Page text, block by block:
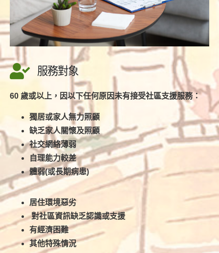
服務對象
60 歲或以上，因以下任何原因未有接受社區支援服務：
獨居或家人無力照顧
缺乏家人關懷及照顧
社交網絡薄弱
自理能力較差
體弱(或長期病患)
居住環境惡劣
對社區資訊缺乏認識或支援
有經濟困難
其他特殊情況